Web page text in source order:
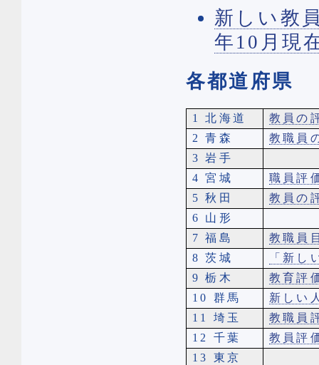
新しい教
年10月現
各都道府県
1 北海道
教員の
2 青森
教職員
3 岩手
4 宮城
職員評
5 秋田
教員の
6 山形
7 福島
教職員
8 茨城
「新し
9 栃木
教育評
10 群馬
新しい
11 埼玉
教職員
12 千葉
教員評
13 東京